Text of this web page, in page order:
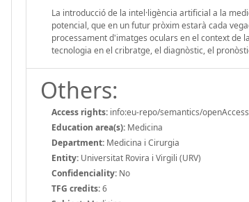
La introducció de la intel·ligència artificial a la
potencial, que en un futur pròxim estarà cada
processament d'imatges oculars en el context de
tecnologia en el cribratge, el diagnòstic, el
Others:
Access rights: info:eu-repo/semantics/openAccess
Education area(s): Medicina
Department: Medicina i Cirurgia
Entity: Universitat Rovira i Virgili (URV)
Confidenciality: No
TFG credits:6